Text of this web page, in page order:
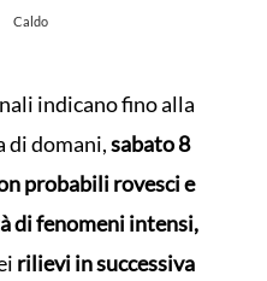
Caldo
indicano fino alla
di domani,sabato 8
probabili rovesci e
di fenomeni intensi,
rilievi in successiva